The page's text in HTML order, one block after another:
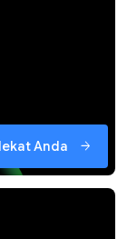
Anda arrow_forward